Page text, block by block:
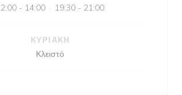
- 14:00 19:30 - 21:00
ΚΥΡΙΑΚΉ
Κλειστό